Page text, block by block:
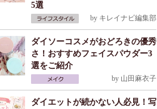
5選
by キレイナビ編集部
ダイソーコスメがおどろきの優秀
さ！おすすめフェイスパウダー3
選をご紹介
by 山田麻衣子
ダイエットが続かない人必見！写